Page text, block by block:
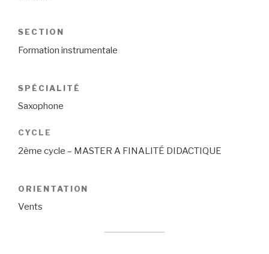
SECTION
Formation instrumentale
SPÉCIALITÉ
Saxophone
CYCLE
2ème cycle – MASTER A FINALITÉ DIDACTIQUE
ORIENTATION
Vents